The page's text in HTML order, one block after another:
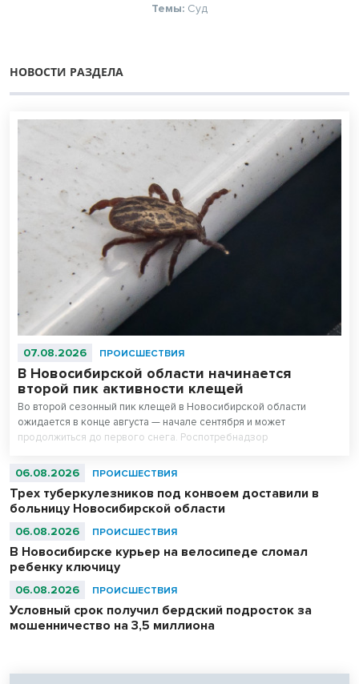
Темы: Суд
НОВОСТИ РАЗДЕЛА
07.08.2026 ПРОИСШЕСТВИЯ
В Новосибирской области начинается
второй пик активности клещей
Во второй сезонный пик клещей в Новосибирской области
ожидается в конце августа — начале сентября и может
продолжиться до первого снега. Роспотребнадзор
тихой охоты — грибников и ягодников.
06.08.2026 ПРОИСШЕСТВИЯ
Трех туберкулезников под конвоем доставили в
больницу Новосибирской области
06.08.2026 ПРОИСШЕСТВИЯ
В Новосибирске курьер на велосипеде сломал
ребенку ключицу
06.08.2026 ПРОИСШЕСТВИЯ
Условный срок получил бердский подросток за
мошенничество на 3,5 миллиона